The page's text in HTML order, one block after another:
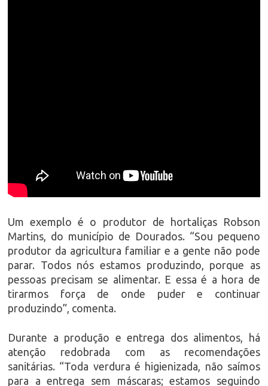
Um exemplo é o produtor de hortaliças Robson
Martins, do município de Dourados. “Sou pequeno
produtor da agricultura familiar e a gente não pode
parar. Todos nós estamos produzindo, porque as
pessoas precisam se alimentar. E essa é a hora de
tirarmos força de onde puder e continuar
produzindo”, comenta.
Durante a produção e entrega dos alimentos, há
atenção redobrada com as recomendações
sanitárias. “Toda verdura é higienizada, não saímos
para a entrega sem máscaras; estamos seguindo